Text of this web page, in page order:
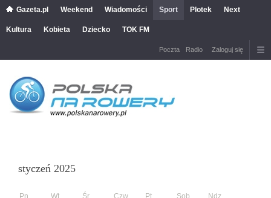
Gazeta.pl Weekend Wiadomości Sport Plotek Next
Kultura Kobieta Dziecko TOK FM
Poczta Radio Zaloguj się
styczeń 2025
Pn Wt Śr Czw Pt Sob Ndz